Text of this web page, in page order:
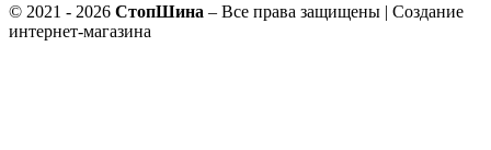
© 2021 - 2026 СтопШина – Все права защищены | Создание
интернет-магазина